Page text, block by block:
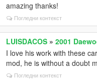
amazing thanks!
Погледни контекст
LUISDACOS »2001
I love his work with these
mod, he is without a doubt
Погледни контекст